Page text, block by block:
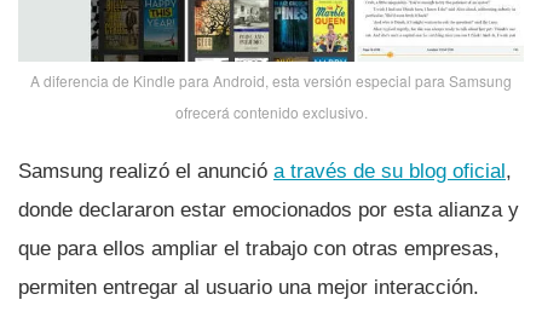
A diferencia de Kindle para Android, esta versión especial para Samsung
ofrecerá contenido exclusivo.
Samsung realizó el anunció a través de su blog oficial,
donde declararon estar emocionados por esta alianza y
que para ellos ampliar el trabajo con otras empresas,
permiten entregar al usuario una mejor interacción.